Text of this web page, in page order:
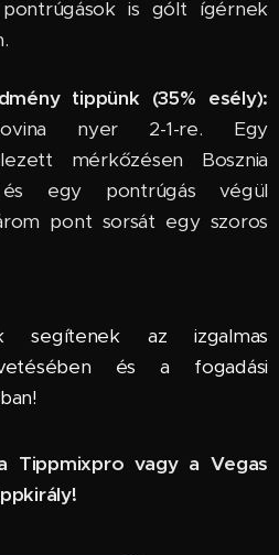
is gólt ígérnek
tippünk (35% esély):
nyer 2-1-re. Egy
mérkőzésen Bosznia
egy pontrúgás végül
pont sorsát egy szoros
segítenek az izgalmas
és a fogadási
Tippmixpro vagy a Vegas